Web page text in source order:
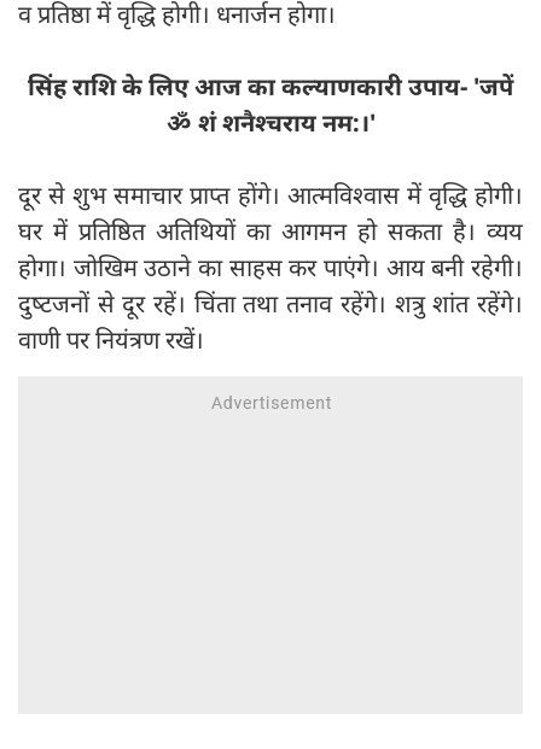
व प्रतिष्ठा में वृद्धि होगी। धनार्जन होगा।
सिंह राशि के लिए आज का कल्याणकारी उपाय- 'जपें
ॐ शं शनैश्चराय नम:।'
दूर से शुभ समाचार प्राप्त होंगे। आत्मविश्वास में वृद्धि होगी।
घर में प्रतिष्ठित अतिथियों का आगमन हो सकता है। व्यय
होगा। जोखिम उठाने का साहस कर पाएंगे। आय बनी रहेगी।
दुष्‍टजनों से दूर रहें। चिंता तथा तनाव रहेंगे। शत्रु शांत रहेंगे।
वाणी पर नियंत्रण रखें।